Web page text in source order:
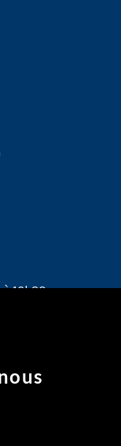
16h30